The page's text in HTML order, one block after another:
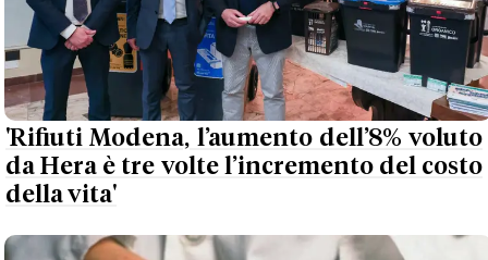
'Rifiuti Modena, l’aumento dell’8% voluto
da Hera è tre volte l’incremento del costo
della vita'